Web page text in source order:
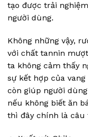
tạo được trải
người dùng.
Không những vậy,
với chất tannin
ta không cảm thấy
sự kết hợp của vang
còn giúp người
nếu không biết ăn
thì đây chính là câu